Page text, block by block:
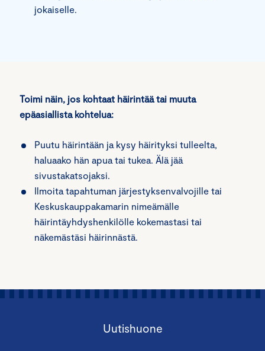
jokaiselle.
Toimi näin, jos kohtaat häirintää tai muuta
epäasiallista kohtelua:
Puutu häirintään ja kysy häirityksi tulleelta,
haluaako hän apua tai tukea. Älä jää
sivustakatsojaksi.
Ilmoita tapahtuman järjestyksenvalvojille tai
Keskuskauppakamarin nimeämälle
häirintäyhdyshenkilölle kokemastasi tai
näkemästäsi häirinnästä.
Uutishuone